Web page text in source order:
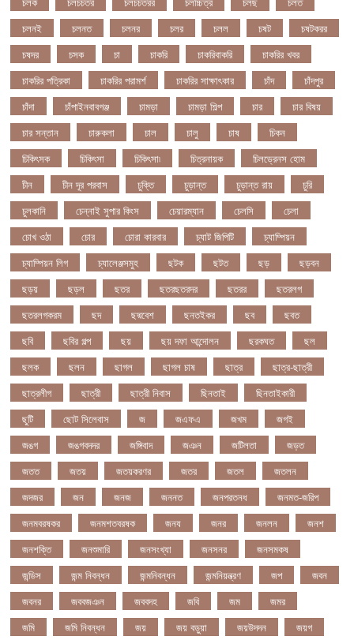
চলনই
চলনত চলনর চলর চলল চষট
চষটকরর
চষদর
চসক চা চাকরি চাকরিবাকরি
চাকরির খবর
চাকরির পত্রিকা
চাকরির পরামর্শ চাকরির সাক্ষাৎকার চাঁদ
চাঁদপুর
চাঁদা
চাঁপাইনবাবগঞ্জ চামড়া চামড়া শিল্প চার
চার বিষয়
চার সন্তান
চারুকলা চাল চালু চাষ
চিকন
চিকিৎসক
চিকিৎসা চিকিৎসা৷ চিত্রনায়ক
চিলড্রেনস হোম
চীন
চীন দূর পরবাস চুক্তি চুড়ান্ত চুড়ান্ত রায়
চুরি
চুলকানি
চেন্নাই সুপার কিংস চেয়ারম্যান চেলসি
চেলা
চোখ ওঠা
চোর চোরা কারবার চ্যাট জিপিটি
চ্যাম্পিয়ন
চ্যাম্পিয়ন লিগ
চ্যালেঞ্জসমুহ ছটক ছটত ছড়
ছড়বন
ছড়য়
ছড়ল ছতর ছতরছতরদর ছতরর
ছতরলগ
ছতরলগকরম
ছদ ছদ্মবেশ ছনতইকর ছব
ছবত
ছবি
ছবির গল্প ছয় ছয় দফা আন্দোলন ছরকঘত
ছল
ছলক
ছলন ছাগল ছাগল চাষ ছাত্র
ছাত্র-ছাত্রী
ছাত্রলীগ
ছাত্রী ছাত্রী নিবাস ছিনতাই
ছিনতাইকারী
ছুটি
ছোট সিলেবাস জ জএফএ জখম
জগই
জঙগ
জঙগবদদর জঙ্গিবাদ জঞন জটিলতা
জড়ত
জতত
জতয় জতয়করণর জতর জতল
জতলন
জদজর
জন জনজ জননত জনপরতনধ
জনমত-জরিপ
জনমবরষকর
জনমশতবরষক জনয জনর জনলন
জনশ
জনশক্তি
জনশুমারি জনসংখ্যা জনসনর
জনসমকষ
জন্ডিস
জন্ম নিবন্ধন জন্মনিবন্ধন জন্মনিয়ন্ত্রণ জপ
জবন
জবনর
জববজঞন জববদহ জবি জম
জমর
জমি
জমি নিবন্ধন জয় জয় বড়ুয়া জয়উদদন
জয়গ